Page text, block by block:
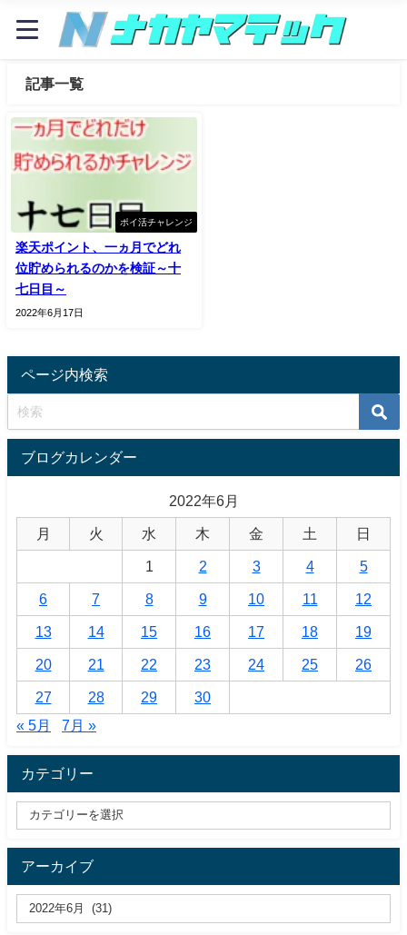
記事一覧
ポイ活チャレンジ
楽天ポイント、一ヵ月でどれ
位貯められるのかを検証～十
七日目～
2022年6月17日
ページ内検索
ブログカレンダー
2022年6月
月 火 水 木 金 土 日
1 2 3 4 5
6 7 8 9 10 11 12
13 14 15 16 17 18 19
20 21 22 23 24 25 26
27 28 29
30
« 5月
7月 »
カテゴリー
アーカイブ